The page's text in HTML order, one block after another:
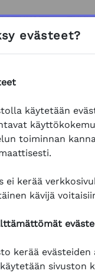
TUKI
etusivulle
evästeet?
käytetään
toiminnan
ei kerää
kävijä
kerää
sivuston